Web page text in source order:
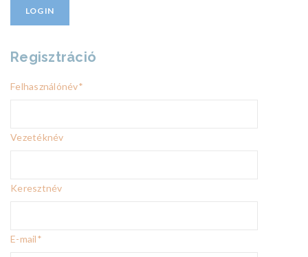
Regisztráció
Felhasználónév*
Vezetéknév
Keresztnév
E-mail*